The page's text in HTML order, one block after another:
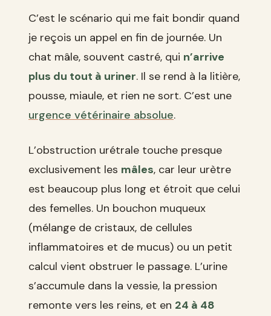
C’est le scénario qui me fait bondir quand
je reçois un appel en fin de journée. Un
chat mâle, souvent castré, qui n’arrive
plus du tout à uriner. Il se rend à la litière,
pousse, miaule, et rien ne sort. C’est une
urgence vétérinaire absolue.
L’obstruction urétrale touche presque
exclusivement les mâles, car leur urètre
est beaucoup plus long et étroit que celui
des femelles. Un bouchon muqueux
(mélange de cristaux, de cellules
inflammatoires et de mucus) ou un petit
calcul vient obstruer le passage. L’urine
s’accumule dans la vessie, la pression
remonte vers les reins, et en 24 à 48